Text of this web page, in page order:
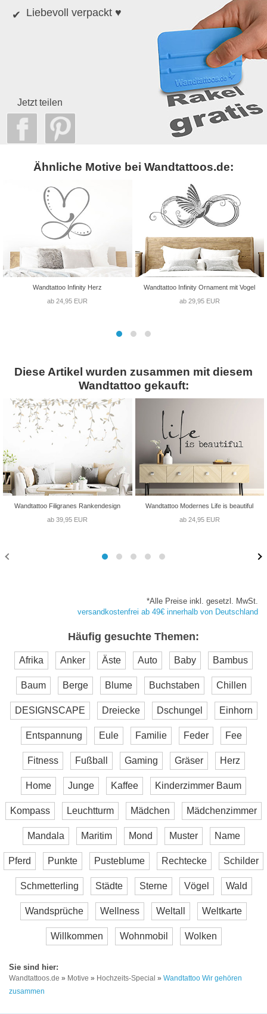
Liebevoll verpackt ♥
Jetzt teilen
Ähnliche Motive bei Wandtattoos.de:
Wandtattoo Infinity Herz
ab 24,95 EUR
Wandtattoo Infinity Ornament mit Vogel
ab 29,95 EUR
Diese Artikel wurden zusammen mit diesem
Wandtattoo gekauft:
Wandtattoo Filigranes Rankendesign
ab 39,95 EUR
Wandtattoo Modernes Life is beautiful
ab 24,95 EUR
*Alle Preise inkl. gesetzl. MwSt.
versandkostenfrei ab 49€ innerhalb von Deutschland
Häufig gesuchte Themen:
Afrika Anker Äste Auto Baby Bambus
Baum Berge Blume Buchstaben Chillen
DESIGNSCAPE Dreiecke Dschungel Einhorn
Entspannung Eule Familie Feder Fee
Fitness Fußball Gaming Gräser Herz
Home Junge Kaffee Kinderzimmer Baum
Kompass Leuchtturm Mädchen Mädchenzimmer
Mandala Maritim Mond Muster Name
Pferd Punkte Pusteblume Rechtecke Schilder
Schmetterling Städte Sterne Vögel Wald
Wandsprüche Wellness Weltall Weltkarte
Willkommen Wohnmobil Wolken
Wandtattoos.de » Motive » Hochzeits-Special » Wandtattoo Wir gehören
zusammen